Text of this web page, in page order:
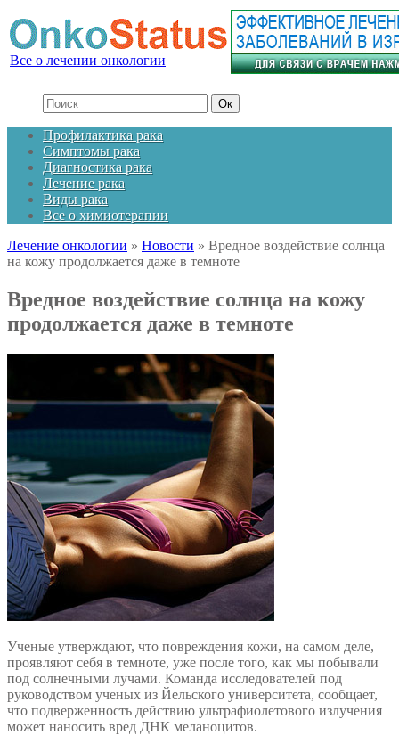
Все о лечении онкологии
Профилактика рака
Симптомы рака
Диагностика рака
Лечение рака
Виды рака
Все о химиотерапии
Лечение онкологии » Новости » Вредное воздействие солнца
на кожу продолжается даже в темноте
Вредное воздействие солнца на кожу
продолжается даже в темноте
Ученые утверждают, что повреждения кожи, на самом деле,
проявляют себя в темноте, уже после того, как мы побывали
под солнечными лучами. Команда исследователей под
руководством ученых из Йельского университета, сообщает,
что подверженность действию ультрафиолетового излучения
может наносить вред ДНК меланоцитов.